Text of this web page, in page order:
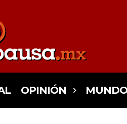
OPINIÓN MUNDO